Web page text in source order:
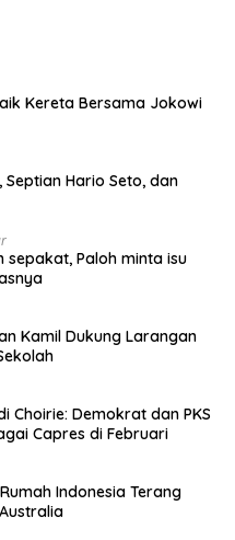
Kereta Bersama Jokowi
Septian Hario Seto, dan
Paloh minta isu
Kamil Dukung Larangan
Choirie: Demokrat dan PKS
Capres di Februari
Indonesia Terang